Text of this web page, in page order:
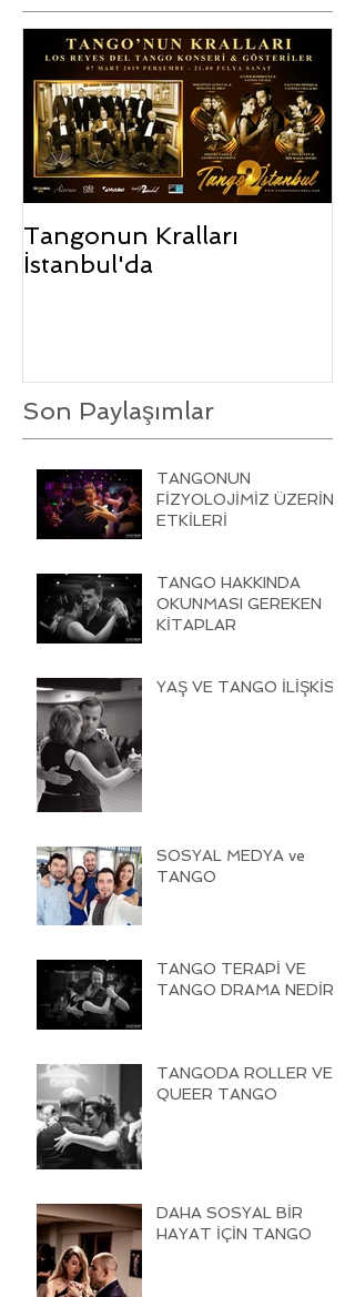
Tangonun Kralları
İstanbul'da
Son Paylaşımlar
TANGONUN
FİZYOLOJİMİZ ÜZERİNE
ETKİLERİ
TANGO HAKKINDA
OKUNMASI GEREKEN
KİTAPLAR
YAŞ VE TANGO İLİŞKİSİ
SOSYAL MEDYA ve
TANGO
TANGO TERAPİ VE
TANGO DRAMA NEDİR
TANGODA ROLLER VE
QUEER TANGO
DAHA SOSYAL BİR
HAYAT İÇİN TANGO